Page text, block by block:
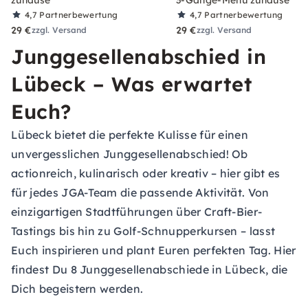
4,7 Partnerbewertung
29 €zzgl. Versand
4,7 Partnerbewertung
29 €zzgl. Versand
Junggesellenabschied in
Lübeck – Was erwartet
Euch?
Lübeck bietet die perfekte Kulisse für einen
unvergesslichen Junggesellenabschied! Ob
actionreich, kulinarisch oder kreativ – hier gibt es
für jedes JGA-Team die passende Aktivität. Von
einzigartigen Stadtführungen über Craft-Bier-
Tastings bis hin zu Golf-Schnupperkursen – lasst
Euch inspirieren und plant Euren perfekten Tag. Hier
findest Du 8 Junggesellenabschiede in Lübeck, die
Dich begeistern werden.